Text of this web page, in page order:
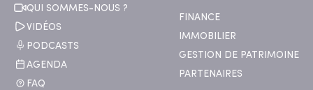
QUI SOMMES-NOUS ?
VIDÉOS
PODCASTS
AGENDA
FAQ
FINANCE
IMMOBILIER
GESTION DE PATRIMOINE
PARTENAIRES